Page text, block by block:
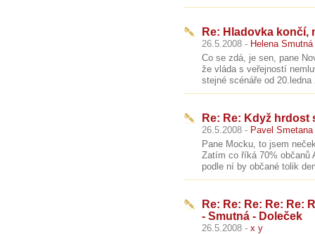
Re: Hladovka končí,
26.5.2008 - Helena Smutná
Co se zdá, je sen, pane
že vláda s veřejností
stejné scénáře od
Re: Re: Když hrdost
26.5.2008 - Pavel Smetana
Pane Mocku, to jsem
Zatím co říká 70% občanů
podle ní by občané tolik
Re: Re: Re: Re: Re:
- Smutná - Doleček
26.5.2008 - x y